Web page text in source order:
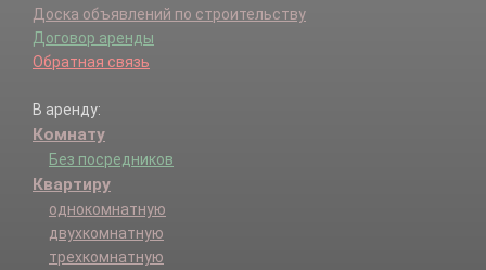
Доска объявлений по строительству
Договор аренды
Обратная связь
В аренду:
Комнату
Без посредников
Квартиру
однокомнатную
двухкомнатную
трехкомнатную